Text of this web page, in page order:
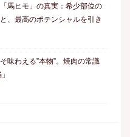
馬ヒモ」の真実：希少部位の
、最高のポテンシャルを引き
味わえる”本物”。焼肉の常識